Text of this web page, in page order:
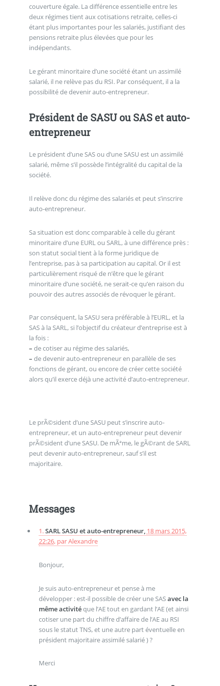
couverture égale. La différence essentielle entre les
deux régimes tient aux cotisations retraite, celles-ci
étant plus importantes pour les salariés, justifiant des
pensions retraite plus élevées que pour les
indépendants.
Le gérant minoritaire d’une société étant un assimilé
salarié, il ne relève pas du RSI. Par conséquent, il a la
possibilité de devenir auto-entrepreneur.
Président de SASU ou SAS et auto-
entrepreneur
Le président d’une SAS ou d’une SASU est un assimilé
salarié, même s’il possède l’intégralité du capital de la
société.
Il relève donc du régime des salariés et peut s’inscrire
auto-entrepreneur.
Sa situation est donc comparable à celle du gérant
minoritaire d’une EURL ou SARL, à une différence près :
son statut social tient à la forme juridique de
l’entreprise, pas à sa participation au capital. Or il est
particulièrement risqué de n’être que le gérant
minoritaire d’une société, ne serait-ce qu’en raison du
pouvoir des autres associés de révoquer le gérant.
Par conséquent, la SASU sera préférable à l’EURL, et la
SAS à la SARL, si l’objectif du créateur d’entreprise est à
la fois :
– de cotiser au régime des salariés,
– de devenir auto-entrepreneur en parallèle de ses
fonctions de gérant, ou encore de créer cette société
alors qu’il exerce déjà une activité d’auto-entrepreneur.
Le prÃ©sident d’une SASU peut s’inscrire auto-
entrepreneur, et un auto-entrepreneur peut devenir
prÃ©sident d’une SASU. De mÃªme, le gÃ©rant de SARL
peut devenir auto-entrepreneur, sauf s’il est
majoritaire.
Messages
1.SARL SASU et auto-entrepreneur, 18 mars 2015,
22:26, parAlexandre
Bonjour,
Je suis auto-entrepreneur et pense à me
développer : est-il possible de créer une SASavec la
même activitéque l’AE tout en gardant l’AE (et ainsi
cotiser une part du chiffre d’affaire de l’AE au RSI
sous le statut TNS, et une autre part éventuelle en
président majoritaire assimilé salarié ) ?
Merci